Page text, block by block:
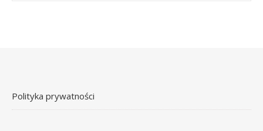
Polityka prywatności